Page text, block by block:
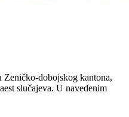
dobojskog kantona,
slučajeva. U navedenim